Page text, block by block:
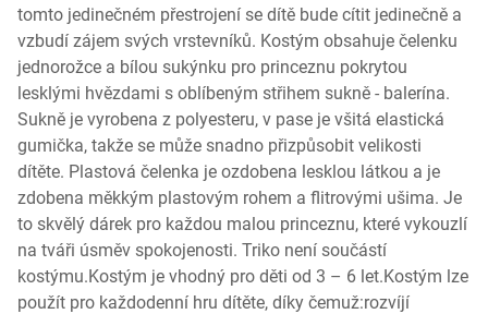
tomto jedinečném přestrojení se dítě bude cítit jedinečně a
vzbudí zájem svých vrstevníků. Kostým obsahuje čelenku
jednorožce a bílou sukýnku pro princeznu pokrytou
lesklými hvězdami s oblíbeným střihem sukně - balerína.
Sukně je vyrobena z polyesteru, v pase je všitá elastická
gumička, takže se může snadno přizpůsobit velikosti
dítěte. Plastová čelenka je ozdobena lesklou látkou a je
zdobena měkkým plastovým rohem a flitrovými ušima. Je
to skvělý dárek pro každou malou princeznu, které vykouzlí
na tváři úsměv spokojenosti. Triko není součástí
kostýmu.Kostým je vhodný pro děti od 3 – 6 let.Kostým lze
použít pro každodenní hru dítěte, díky čemuž:rozvíjí